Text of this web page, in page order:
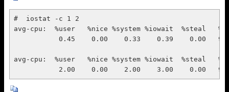
#  iostat -c 1 2
avg-cpu:  %user   %nice %system %iowait  %steal
0.45    0.00    0.33    0.39    0.00
avg-cpu:  %user   %nice %system %iowait  %steal
2.00    0.00    2.00    3.00    0.00